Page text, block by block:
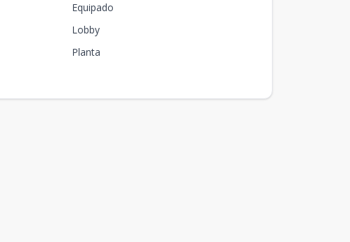
Equipado
Lobby
Planta